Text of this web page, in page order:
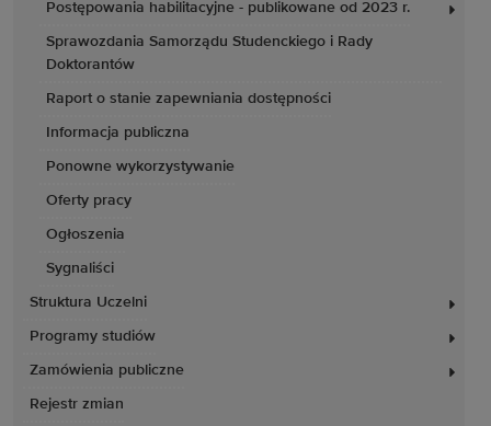
Postępowania habilitacyjne - publikowane od 2023 r.
Sprawozdania Samorządu Studenckiego i Rady
Doktorantów
Raport o stanie zapewniania dostępności
Informacja publiczna
Ponowne wykorzystywanie
Oferty pracy
Ogłoszenia
Sygnaliści
Struktura Uczelni
Programy studiów
Zamówienia publiczne
Rejestr zmian